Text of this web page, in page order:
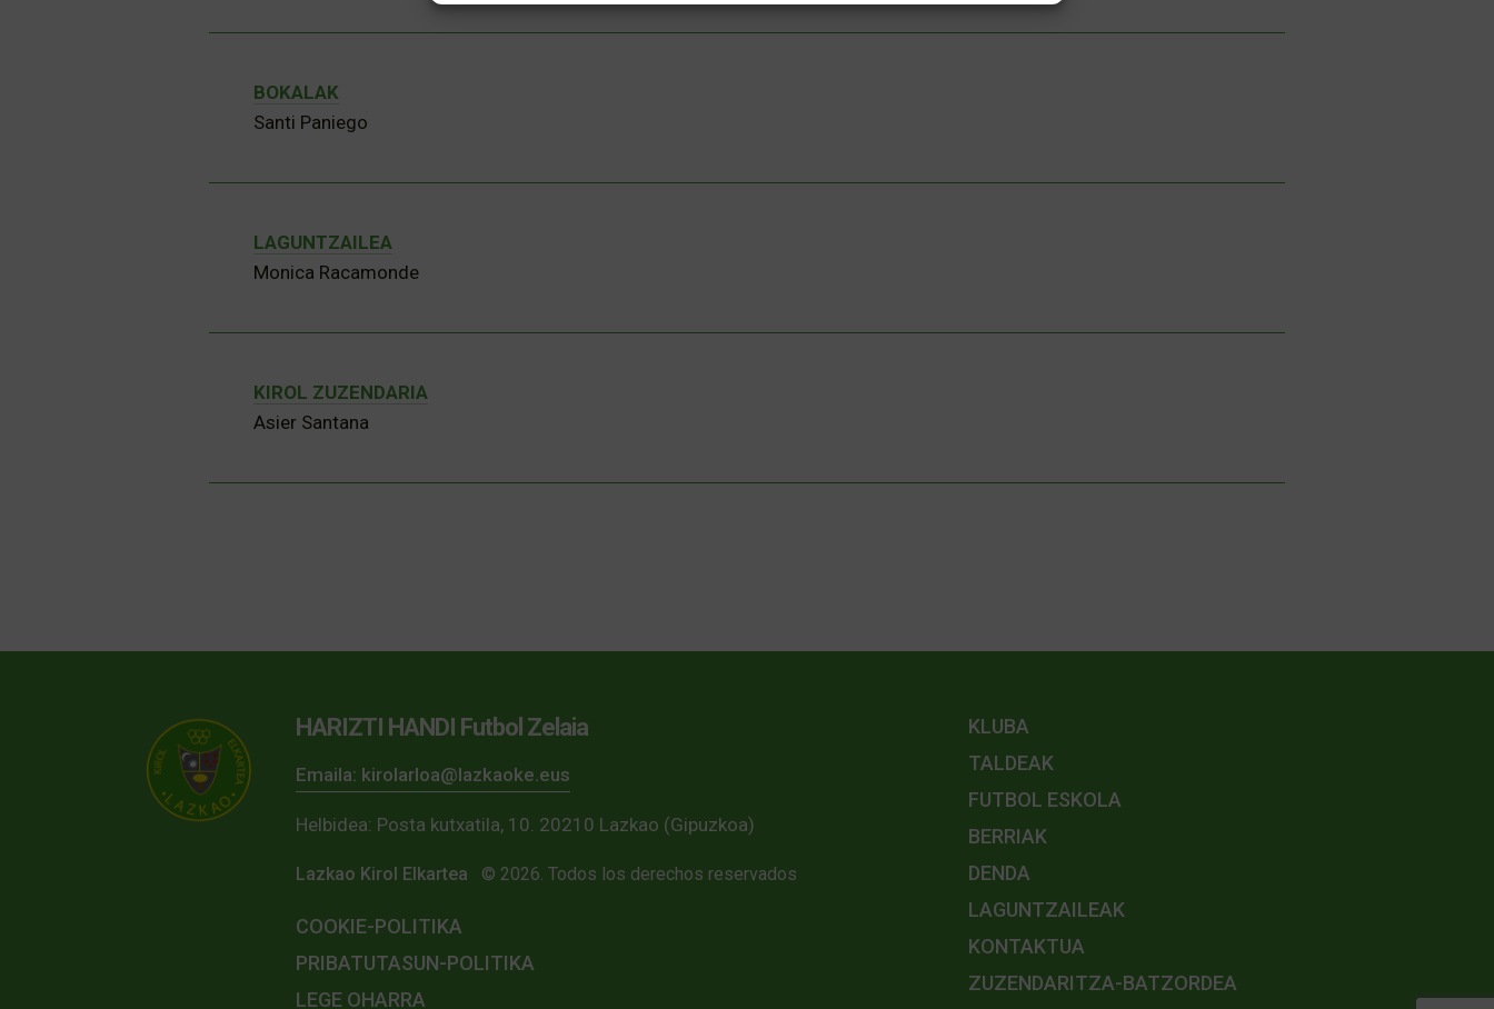
BOKALAK
Santi Paniego
LAGUNTZAILEA
Monica Racamonde
KIROL ZUZENDARIA
Asier Santana
HARIZTI HANDI Futbol Zelaia
Emaila: kirolarloa@lazkaoke.eus
Helbidea: Posta kutxatila, 10. 20210 Lazkao (Gipuzkoa)
Lazkao Kirol Elkartea © 2026. Todos los derechos reservados
COOKIE-POLITIKA
PRIBATUTASUN-POLITIKA
LEGE OHARRA
KLUBA
TALDEAK
FUTBOL ESKOLA
BERRIAK
DENDA
LAGUNTZAILEAK
KONTAKTUA
ZUZENDARITZA-BATZORDEA